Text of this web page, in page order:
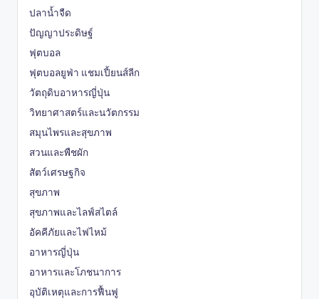
ปลาน้ำจืด
ปัญญาประดิษฐ์
ฟุตบอล
ฟุตบอลยูฟ่า แชมเปี้ยนส์ลีก
วัตถุดิบอาหารญี่ปุ่น
วิทยาศาสตร์และนวัตกรรม
สมุนไพรและสุขภาพ
สวนและพืชผัก
สัตว์เศรษฐกิจ
สุขภาพ
สุขภาพและไลฟ์สไตล์
อัคคีภัยและไฟไหม้
อาหารญี่ปุ่น
อาหารและโภชนาการ
อุบัติเหตุและการฟื้นฟู